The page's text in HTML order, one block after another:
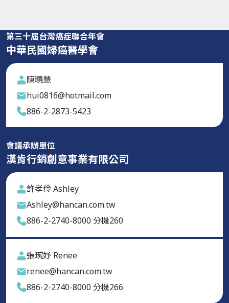
第三十屆台灣癌症聯合年會
中華民國婦癌醫學會
陳曉慧
hui0816@hotmail.com
886-2-2873-5423
會議承辦單位
漢肯行銷創意事業有限公司
許孝伶 Ashley
Ashley@hancan.com.tw
886-2-2740-8000 分機260
張琬妤 Renee
renee@hancan.com.tw
886-2-2740-8000 分機266